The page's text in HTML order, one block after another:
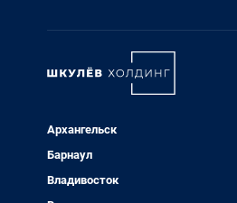
Архангельск
Барнаул
Владивосток